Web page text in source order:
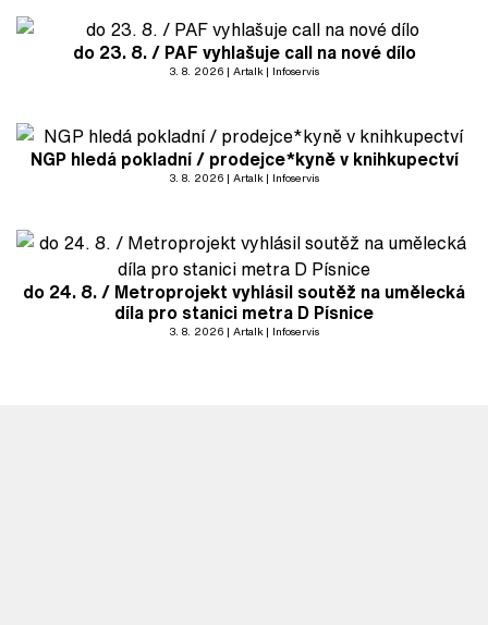
do 23. 8. / PAF vyhlašuje call na nové dílo
3. 8. 2026 Artalk Infoservis
NGP hledá pokladní / prodejce*kyně v knihkupectví
3. 8. 2026 Artalk Infoservis
do 24. 8. / Metroprojekt vyhlásil soutěž na umělecká
díla pro stanici metra D Písnice
3. 8. 2026 Artalk Infoservis